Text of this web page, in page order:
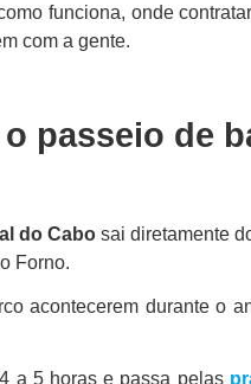
funciona, onde
com a gente.
passeio de
do Cabosai diretamente
Forno.
acontecerem durante o
a 5 horas e passa pelas